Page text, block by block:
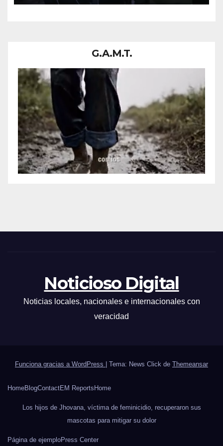
G.A.M.T.
Noticioso Digital
Noticias locales, nacionales e internacionales con
veracidad
Funciona gracias a WordPress | Tema: News Click de Themeansar
HomeBlogContactEM Reports Home
Los hijos de Jhovana, víctima de feminicidio, recuperaron sus
mascotas para mitigar su dolor
Página de ejemploPress Center